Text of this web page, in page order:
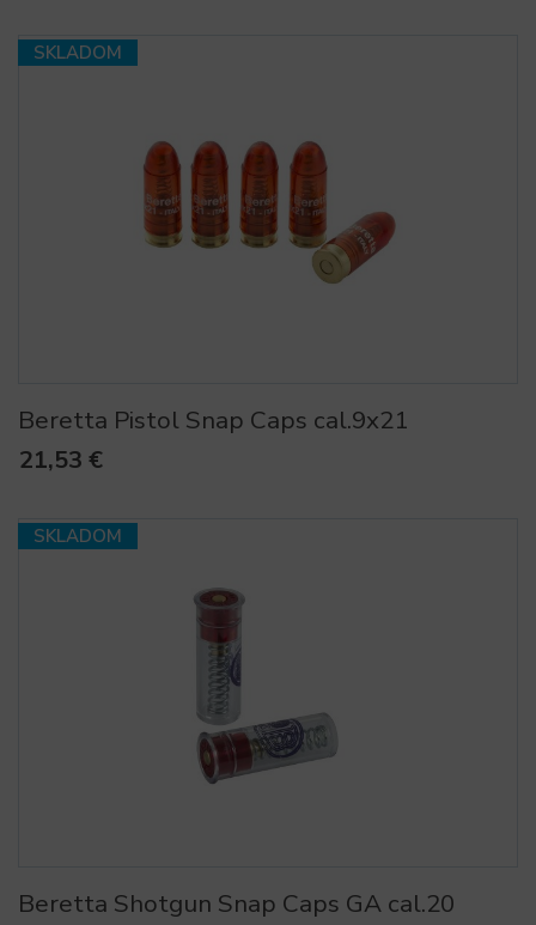
SKLADOM
Beretta Pistol Snap Caps cal.9x21
21,53 €
SKLADOM
Beretta Shotgun Snap Caps GA cal.20